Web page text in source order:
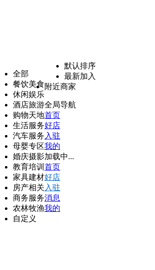
全部
餐饮美食
休闲娱乐
酒店旅游
购物天地
生活服务
汽车服务
母婴专区
婚庆摄影
教育培训
家具建材
房产相关
商务服务
农林牧渔
自定义
默认排序
最新加入
附近商家
全局导航
首页
好店
入驻
我的
加载中...
首页
好店
入驻
消息
我的